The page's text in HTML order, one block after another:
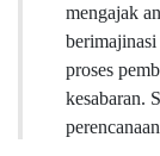
mengajak
berimajinasi
proses
kesabaran.